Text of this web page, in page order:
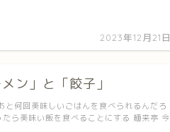
2023年12月21日
ン」と「餃子」
何回美味しいごはんを食べられるんだろ
たら美味い飯を食べることにする 麺来亭 今